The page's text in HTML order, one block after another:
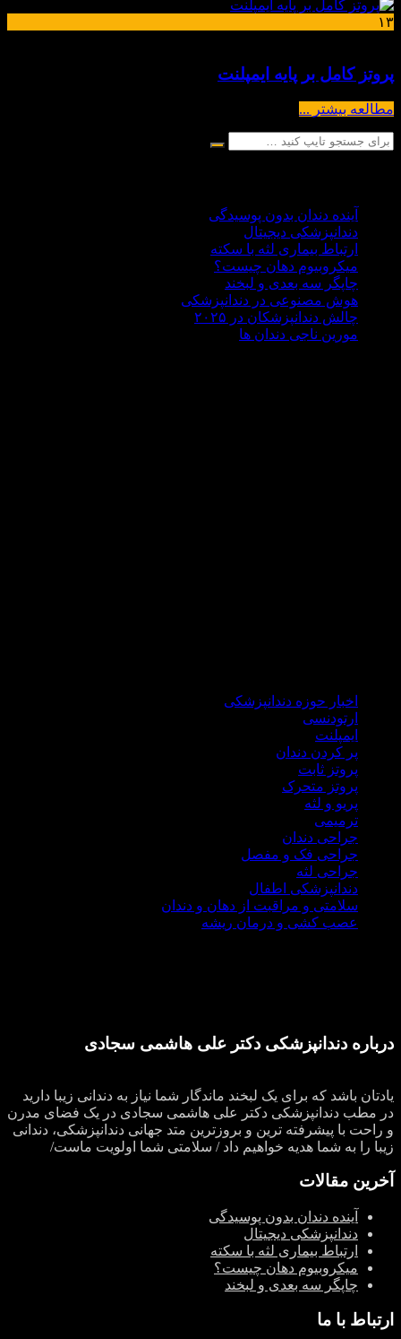
۱۳
پروتز کامل بر پایه ایمپلنت
مطالعه بیشتر ...
آینده دندان بدون پوسیدگی
دندانپزشکی دیجیتال
ارتباط بیماری لثه با سکته
میکروبیوم دهان چیست؟
چاپگر سه‌ بعدی و لبخند
هوش مصنوعی در دندانپزشکی
چالش‌ دندانپزشکان در ۲۰۲۵
مورین ناجی دندان ها
اخبار حوزه دندانپزشکی
ارتودنسی
ایمپلنت
پر کردن دندان
پروتز ثابت
پروتز متحرک
پریو و لثه
ترمیمی
جراحی دندان
جراحی فک و مفصل
جراحی لثه
دندانپزشکی اطفال
سلامتی و مراقبت از دهان و دندان
عصب کشی و درمان ریشه
درباره دندانپزشکی دکتر علی هاشمی سجادی
یادتان باشد که برای یک لبخند ماندگار شما نیاز به دندانی زیبا دارید
در مطب دندانپزشکی دکتر علی هاشمی سجادی در یک فضای مدرن
و راحت با پیشرفته ترین و بروزترین متد جهانی دندانپزشکی، دندانی
زیبا را به شما هدیه خواهیم داد / سلامتی شما اولویت ماست/
آخرین مقالات
آینده دندان بدون پوسیدگی
دندانپزشکی دیجیتال
ارتباط بیماری لثه با سکته
میکروبیوم دهان چیست؟
چاپگر سه‌ بعدی و لبخند
ارتباط با ما